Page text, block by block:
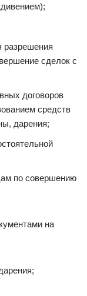
разрешения
сделок с
договоров
средств
дарения;
по совершению
на